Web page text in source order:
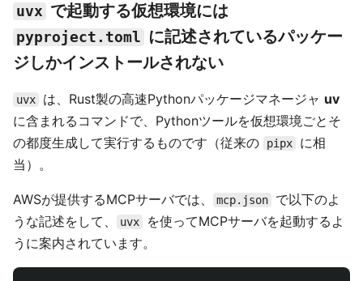
uvx で起動する仮想環境には
pyproject.toml に記述されているパッケー
ジしかインストールされない
uvx は、Rust製の高速Pythonパッケージマネージャ uv
に含まれるコマンドで、Pythonツールを仮想環境ごとそ
の都度生成して実行するものです（従来の
pipx
に相
当）。
AWSが提供するMCPサーバでは、 mcp.json
で以下のよ
うな記述をして、
uvx
を使ってMCPサーバを起動するよ
うに案内されています。